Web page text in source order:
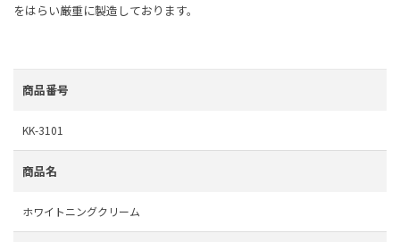
をはらい厳重に製造しております。
商品番号
KK-3101
商品名
ホワイトニングクリーム